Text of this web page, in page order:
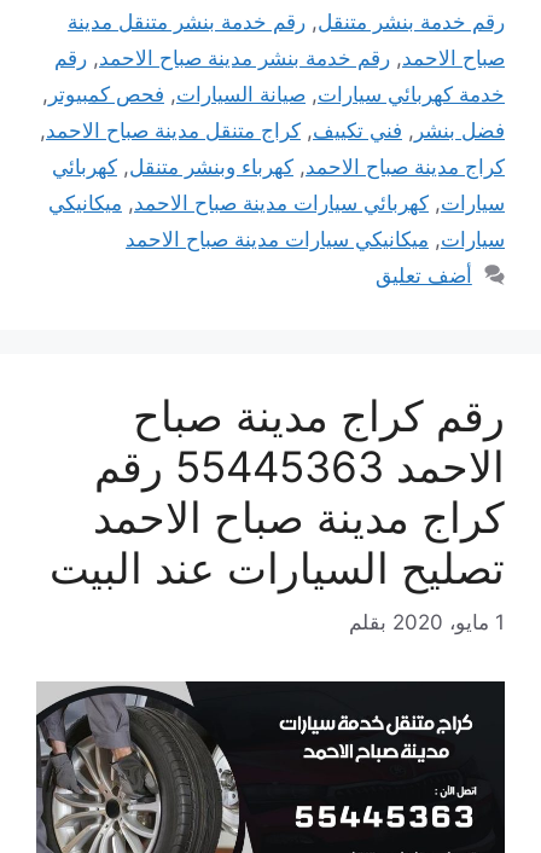
رقم خدمة بنشر متنقل, رقم خدمة بنشر متنقل مدينة
صباح الاحمد, رقم خدمة بنشر مدينة صباح الاحمد, رقم
خدمة كهربائي سيارات, صيانة السيارات, فحص كمبيوتر ,
فضل بنشر , فني تكييف, كراج متنقل مدينة صباح الاحمد,
كراج مدينة صباح الاحمد, كهرباء وبنشر متنقل, كهربائي
سيارات, كهربائي سيارات مدينة صباح الاحمد, ميكانيكي
سيارات, ميكانيكي سيارات مدينة صباح الاحمد
أضف تعليق
رقم كراج مدينة صباح
الاحمد 55445363 رقم
كراج مدينة صباح الاحمد
تصليح السيارات عند البيت
1 مايو، 2020 بقلم